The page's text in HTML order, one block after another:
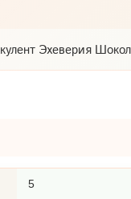
Эхеверия
5